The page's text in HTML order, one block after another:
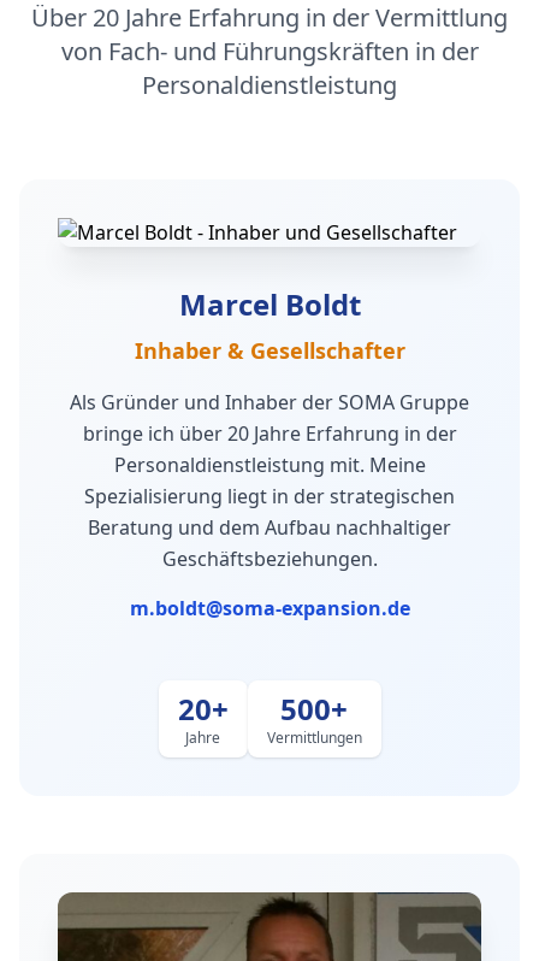
Über 20 Jahre Erfahrung in der Vermittlung
von Fach- und Führungskräften in der
Personaldienstleistung
Marcel Boldt
Inhaber & Gesellschafter
Als Gründer und Inhaber der SOMA Gruppe
bringe ich über 20 Jahre Erfahrung in der
Personaldienstleistung mit. Meine
Spezialisierung liegt in der strategischen
Beratung und dem Aufbau nachhaltiger
Geschäftsbeziehungen.
m.boldt@soma-expansion.de
20+
Jahre
500+
Vermittlungen